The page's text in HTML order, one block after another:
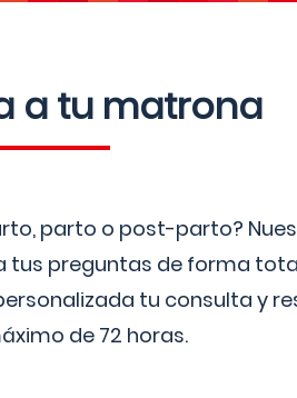
a tu matrona
parto o post-parto?
tus preguntas de forma
tu consulta y
de 72 horas.